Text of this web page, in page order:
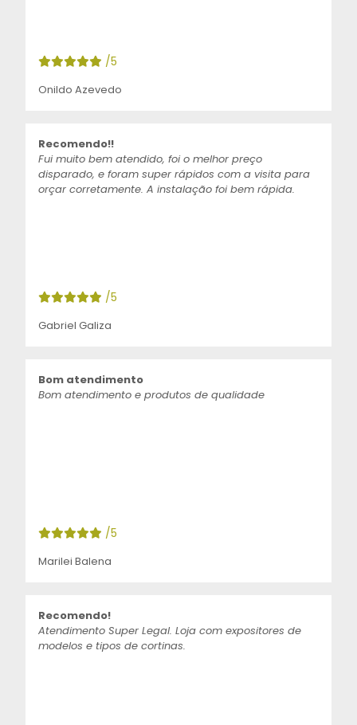
/5
Onildo Azevedo
Recomendo!!
Fui muito bem atendido, foi o melhor preço
disparado, e foram super rápidos com a visita para
orçar corretamente. A instalação foi bem rápida.
/5
Gabriel Galiza
Bom atendimento
Bom atendimento e produtos de qualidade
/5
Marilei Balena
Recomendo!
Atendimento Super Legal. Loja com expositores de
modelos e tipos de cortinas.